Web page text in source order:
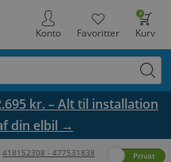
0
Kurv
Favoritter
Konto
kr. – Alt til installation
din elbil →
418152308 - 477531838 Privat
Erhverv